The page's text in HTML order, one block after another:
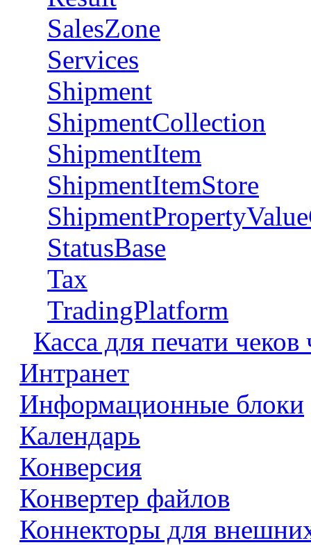
SalesZone
Services
Shipment
ShipmentCollection
ShipmentItem
ShipmentItemStore
StatusBase
Tax
TradingPlatform
Касса для печати
Интранет
Информационные блоки
Календарь
Конверсия
Конвертер файлов
Коннекторы для